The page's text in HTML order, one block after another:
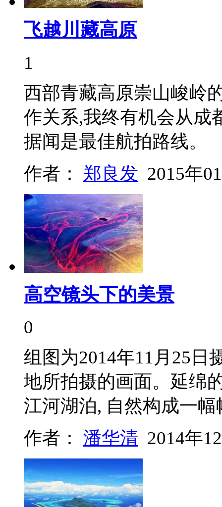
飞越川藏高原
1
西部青藏高原崇山峻岭
作关系,我终有机会从成
据闻是最佳航拍路线。
作者： 郑良发 2015年
高空镜头下的美景
0
组图为2014年11月25日
地所拍摄的画面。延绵
江河湖泊, 自然构成一
作者： 潘华清 2014年